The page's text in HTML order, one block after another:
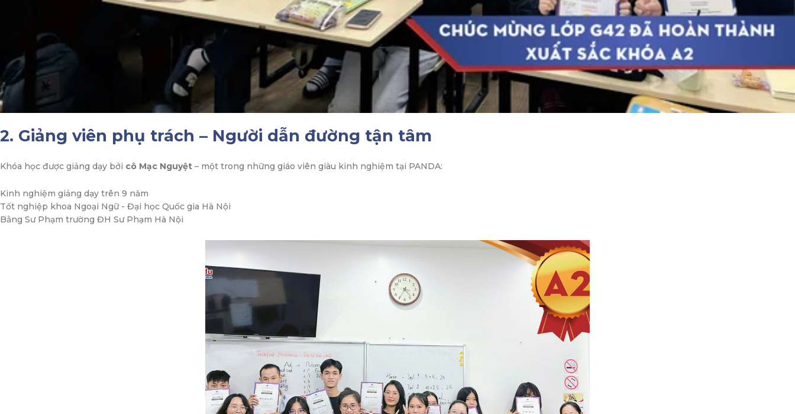
2. Giảng viên phụ trách – Người dẫn đường tận tâm
Khóa học được giảng dạy bởi cô Mạc Nguyệt – một trong những giáo viên giàu kinh nghiệm tại PANDA:
Kinh nghiệm giảng dạy trên 9 năm
Tốt nghiệp khoa Ngoại Ngữ - Đại học Quốc gia Hà Nội
Bằng Sư Phạm trường ĐH Sư Phạm Hà Nội